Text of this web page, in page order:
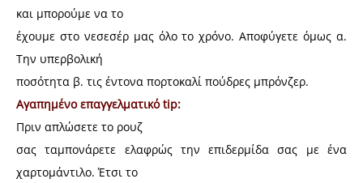
και μπορούμε να το
έχουμε στο νεσεσέρ μας όλο το χρόνο. Αποφύγετε όμως α.
Την υπερβολική
ποσότητα β. τις έντονα πορτοκαλί πούδρες μπρόνζερ.
Αγαπημένο επαγγελματικό tip:
Πριν απλώσετε το ρουζ
σας ταμπονάρετε ελαφρώς την επιδερμίδα σας με ένα
χαρτομάντιλο. Έτσι το